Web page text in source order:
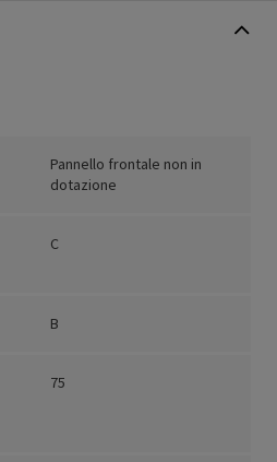
Pannello frontale non in
dotazione
C
B
75